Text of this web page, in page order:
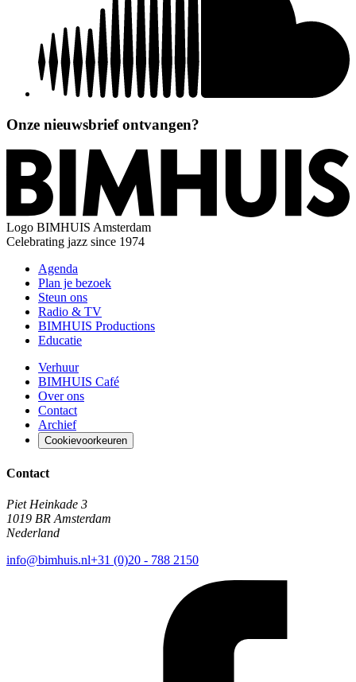
Onze nieuwsbrief ontvangen?
Logo BIMHUIS Amsterdam
Celebrating jazz since 1974
Agenda
Plan je bezoek
Steun ons
Radio & TV
BIMHUIS Productions
Educatie
Verhuur
BIMHUIS Café
Over ons
Contact
Archief
Cookievoorkeuren
Contact
Piet Heinkade 3
1019 BR Amsterdam
Nederland
info@bimhuis.nl+31 (0)20 - 788 2150